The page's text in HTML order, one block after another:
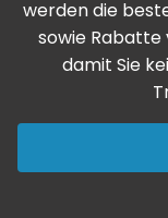
werden die
sowie Rabatte
damit Sie